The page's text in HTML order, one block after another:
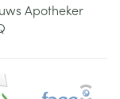
Apotheker